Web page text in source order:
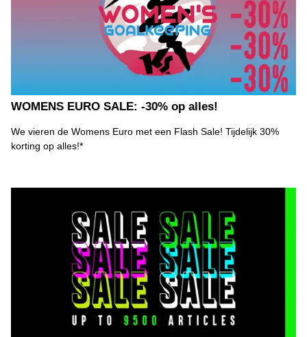
WOMENS EURO SALE: -30% op alles!
We vieren de Womens Euro met een Flash Sale! Tijdelijk 30%
korting op alles!*